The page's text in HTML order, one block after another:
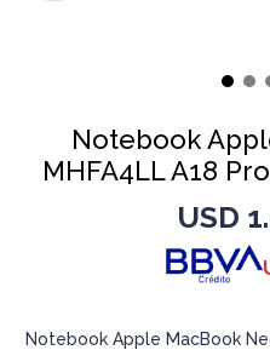
Notebook
MHFA4LL A18
USD
Notebook Apple MacBook